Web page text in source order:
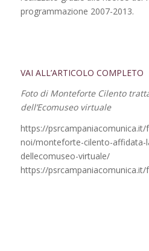
programmazione 2007-2013.
VAI ALL’ARTICOLO COMPLETO
Foto di Monteforte Cilento
dell’Ecomuseo virtuale
https://
noi/monteforte-cilento-affidata-
dellecomuseo-virtuale/
https://psrcampaniacomunica.it/